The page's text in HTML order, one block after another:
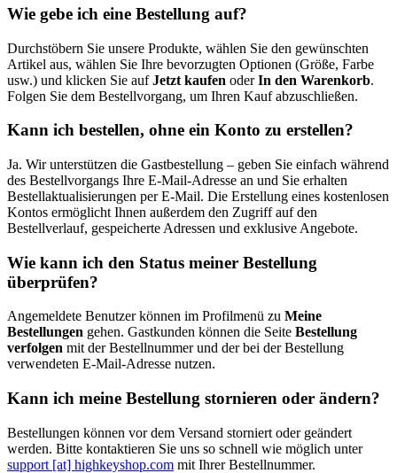
Wie gebe ich eine Bestellung auf?
Durchstöbern Sie unsere Produkte, wählen Sie den gewünschten
Artikel aus, wählen Sie Ihre bevorzugten Optionen (Größe, Farbe
usw.) und klicken Sie aufJetzt kaufen oderIn den Warenkorb.
Folgen Sie dem Bestellvorgang, um Ihren Kauf abzuschließen.
Kann ich bestellen, ohne ein Konto zu erstellen?
Ja. Wir unterstützen die Gastbestellung – geben Sie einfach während
des Bestellvorgangs Ihre E-Mail-Adresse an und Sie erhalten
Bestellaktualisierungen per E-Mail. Die Erstellung eines kostenlosen
Kontos ermöglicht Ihnen außerdem den Zugriff auf den
Bestellverlauf, gespeicherte Adressen und exklusive Angebote.
Wie kann ich den Status meiner Bestellung
überprüfen?
Angemeldete Benutzer können im Profilmenü zu Meine
Bestellungen gehen. Gastkunden können die Seite Bestellung
verfolgen mit der Bestellnummer und der bei der Bestellung
verwendeten E-Mail-Adresse nutzen.
Kann ich meine Bestellung stornieren oder ändern?
Bestellungen können vor dem Versand storniert oder geändert
werden. Bitte kontaktieren Sie uns so schnell wie möglich unter
support [at] highkeyshop.com mit Ihrer Bestellnummer.